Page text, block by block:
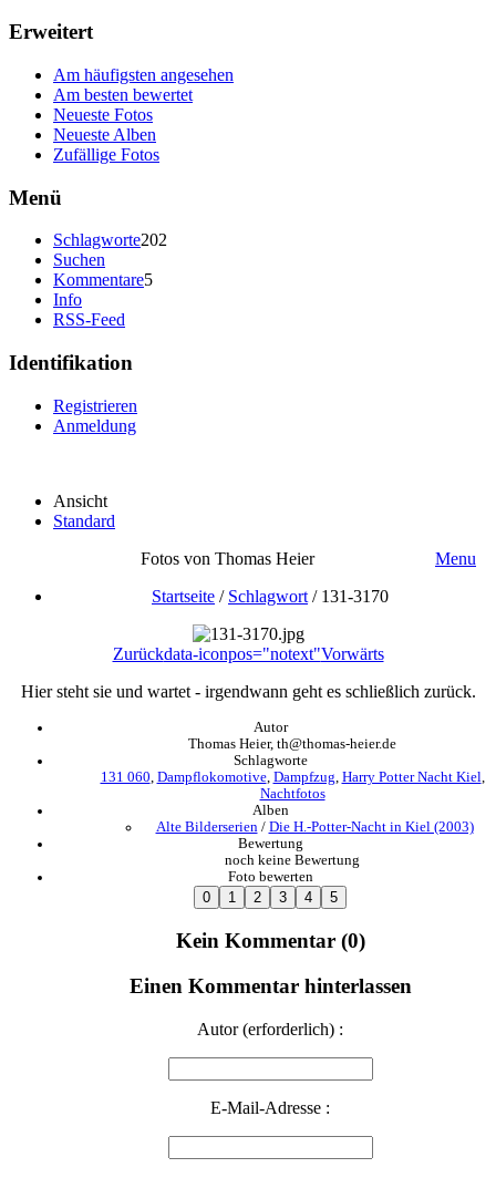
Erweitert
Am häufigsten angesehen
Am besten bewertet
Neueste Fotos
Neueste Alben
Zufällige Fotos
Menü
Schlagworte202
Suchen
Kommentare5
Info
RSS-Feed
Identifikation
Registrieren
Anmeldung
Ansicht
Standard
Fotos von Thomas Heier
Menu
Startseite / Schlagwort / 131-3170
Zurückdata-iconpos="notext"Vorwärts
Hier steht sie und wartet - irgendwann geht es schließlich zurück.
Autor
Thomas Heier, th@thomas-heier.de
Schlagworte
131 060 Dampflokomotive, Dampfzug Harry Potter Nacht Kiel
Nachtfotos
Alben
Alte Bilderserien / Die H.-Potter-Nacht in Kiel (2003)
Bewertung
noch keine Bewertung
Foto bewerten
Kein Kommentar (0)
Einen Kommentar hinterlassen
Autor (erforderlich) :
E-Mail-Adresse :